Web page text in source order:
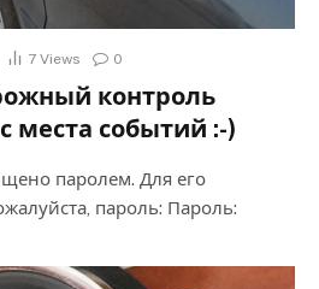
7 Views 0
контроль
места событий :-)
паролем. Для его
пароль: Пароль: